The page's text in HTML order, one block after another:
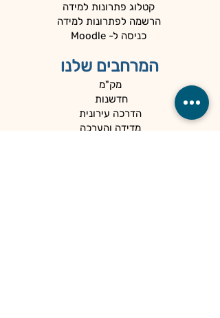
קטלוג פתרונות למידה
הרשמה לפתרונות למידה
כניסה ל- Moodle
המרחבים שלנו
מק"מ
חדשנות
הדרכה עירונית
מדידה והערכה